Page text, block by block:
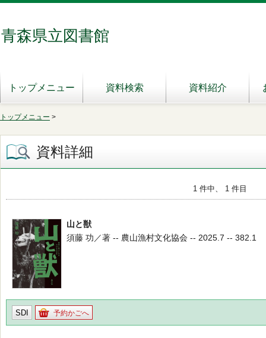
青森県立図書館
トップメニュー 資料検索 資料紹介
トップメニュー >
資料詳細
1 件中、 1 件目
山と獣
須藤 功／著 -- 農山漁村文化協会 -- 2025.7 -- 382.1
SDI 予約かごへ